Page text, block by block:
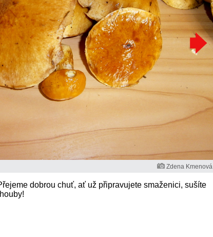
Zdena Kmenová
dobrou chuť, ať už připravujete smaženici, sušíte